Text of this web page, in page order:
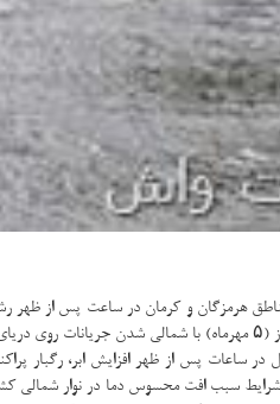
هرمزگان و كرمان در ساعت پس از ظهر
بینی می شود. این شرایط روز شنبه ( ۶ مهرماه) و یكشنبه ( ۷ مهرماه) در بخش های شرق و جنوب
سبب افت محسوس دما در نوار